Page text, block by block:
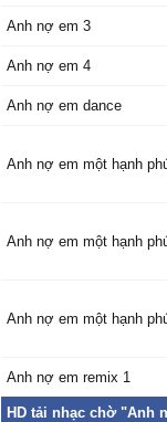
Anh nợ em 3
Anh nợ em 4
Anh nợ em dance
Anh nợ em một hạnh
Anh nợ em một hạnh
Anh nợ em một hạnh
Anh nợ em remix 1
HD tải nhạc chờ "Anh